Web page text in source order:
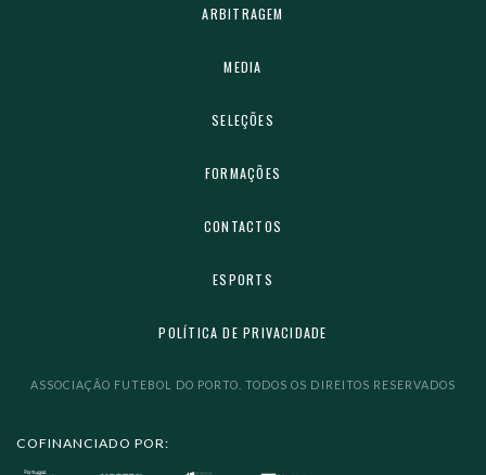
ARBITRAGEM
MEDIA
SELEÇÕES
FORMAÇÕES
CONTACTOS
ESPORTS
POLÍTICA DE PRIVACIDADE
ASSOCIAÇÃO FUTEBOL DO PORTO. TODOS OS DIREITOS RESERVADOS
COFINANCIADO POR: